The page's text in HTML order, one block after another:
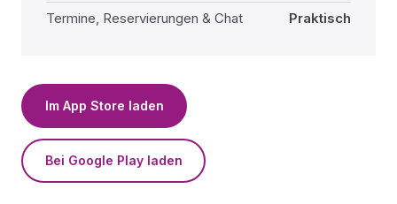
Termine, Reservierungen & Chat
Praktisch
Im App Store laden
Bei Google Play laden